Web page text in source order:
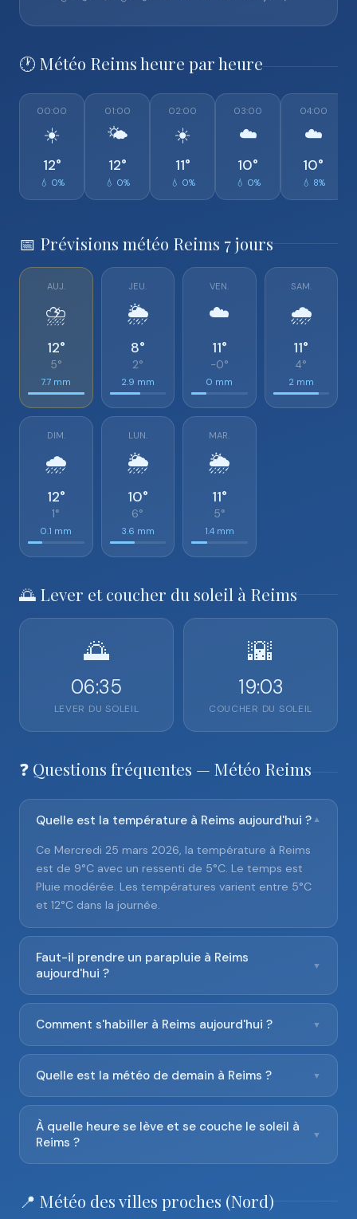
🕐 Météo Reims heure par heure
00:00
☀️
12°
💧 0%
01:00
🌤️
12°
💧 0%
02:00
☀️
11°
💧 0%
03:00
☁️
10°
💧 0%
04:00
☁️
10°
💧 8%
📅 Prévisions météo Reims 7 jours
AUJ.
⛈️
12°
5°
7.7 mm
JEU.
🌦️
8°
2°
2.9 mm
VEN.
☁️
11°
-0°
0 mm
SAM.
🌧️
11°
4°
2 mm
DIM.
🌧️
12°
1°
0.1 mm
LUN.
🌦️
10°
6°
3.6 mm
MAR.
🌦️
11°
5°
1.4 mm
🌅 Lever et coucher du soleil à Reims
🌅
06:35
LEVER DU SOLEIL
🌇
19:03
COUCHER DU SOLEIL
❓ Questions fréquentes — Météo Reims
Quelle est la température à Reims aujourd'hui ? ▼
Ce Mercredi 25 mars 2026, la température à Reims
est de 9°C avec un ressenti de 5°C. Le temps est
Pluie modérée. Les températures varient entre 5°C
et 12°C dans la journée.
Faut-il prendre un parapluie à Reims
aujourd'hui ?
▼
Comment s'habiller à Reims aujourd'hui ? ▼
Quelle est la météo de demain à Reims ? ▼
À quelle heure se lève et se couche le soleil à
Reims ?
▼
📍 Météo des villes proches (Nord)